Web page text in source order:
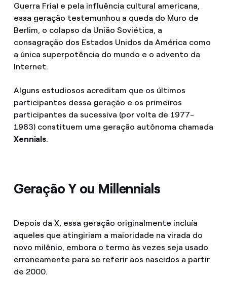
Guerra Fria) e pela influência cultural americana,
essa geração testemunhou a queda do Muro de
Berlim, o colapso da União Soviética, a
consagração dos Estados Unidos da América como
a única superpotência do mundo e o advento da
Internet.
Alguns estudiosos acreditam que os últimos
participantes dessa geração e os primeiros
participantes da sucessiva (por volta de 1977-
1983) constituem uma geração autônoma chamada
Xennials.
Geração Y ou Millennials
Depois da X, essa geração originalmente incluía
aqueles que atingiriam a maioridade na virada do
novo milênio, embora o termo às vezes seja usado
erroneamente para se referir aos nascidos a partir
de 2000.